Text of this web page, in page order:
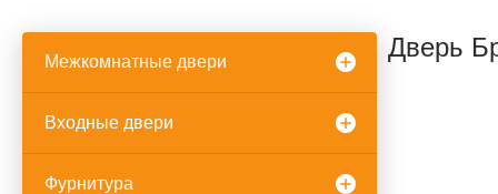
Межкомнатные двери
Входные двери
Фурнитура
Дверь